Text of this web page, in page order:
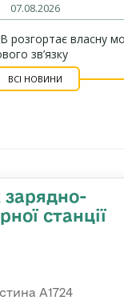
07.08.2026
розгортає власну
зв’язку
ВСІ НОВИНИ
зарядно-
станції
А1724